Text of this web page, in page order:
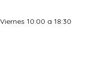
10:00 a 18:30